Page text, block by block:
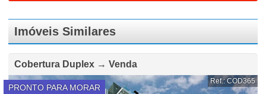
Imóveis Similares
Cobertura Duplex → Venda
PRONTO PARA MORAR
Ref.: COD365